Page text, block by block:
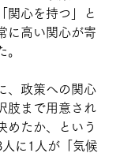
関心を持つ」と
に高い関心が寄
、政策への関心
肢まで用意され
めたか、という
に1人が「気候